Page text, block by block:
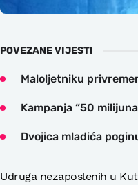
POVEZANE VIJESTI
​Maloljetniku
Kampanja “50
Dvojica mladića
Udruga nezaposlenih u